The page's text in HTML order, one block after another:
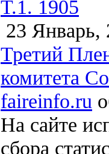
Т.1. 1905
23 Январь,
Третий
комитета
faireinfo.ru
На сайте
сбора